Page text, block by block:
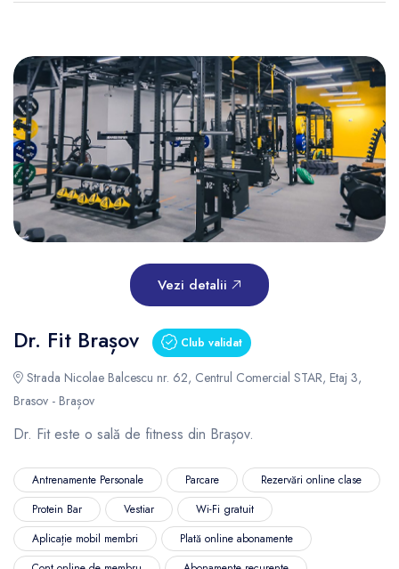
Vezi detalii
Dr. Fit Brașov Club validat
Strada Nicolae Balcescu nr. 62, Centrul Comercial STAR, Etaj 3,
Brasov - Brașov
Dr. Fit este o sală de fitness din Brașov.
Antrenamente Personale Parcare
Rezervări online clase
Protein Bar
Vestiar
Wi-Fi gratuit
Aplicație mobil membri
Plată online abonamente